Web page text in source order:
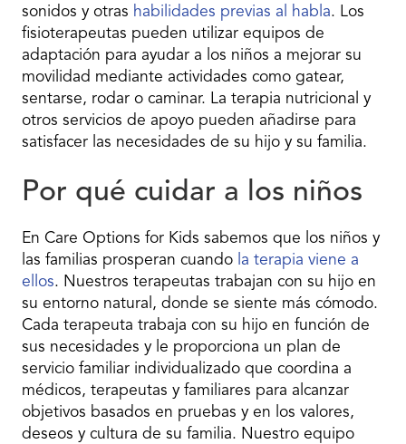
sonidos y otras habilidades previas al habla. Los
fisioterapeutas pueden utilizar equipos de
adaptación para ayudar a los niños a mejorar su
movilidad mediante actividades como gatear,
sentarse, rodar o caminar. La terapia nutricional y
otros servicios de apoyo pueden añadirse para
satisfacer las necesidades de su hijo y su familia.
Por qué cuidar a los niños
En Care Options for Kids sabemos que los niños y
las familias prosperan cuando la terapia viene a
ellos. Nuestros terapeutas trabajan con su hijo en
su entorno natural, donde se siente más cómodo.
Cada terapeuta trabaja con su hijo en función de
sus necesidades y le proporciona un plan de
servicio familiar individualizado que coordina a
médicos, terapeutas y familiares para alcanzar
objetivos basados en pruebas y en los valores,
deseos y cultura de su familia. Nuestro equipo